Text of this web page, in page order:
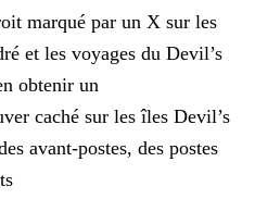
marqué par un X sur les
et les voyages du Devil’s
obtenir un
caché sur les îles Devil’s
avant-postes, des postes